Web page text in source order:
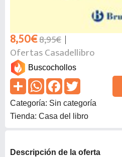
8,50€8,95€
Ofertas Casadellibro
Buscochollos
Categoría: Sin categoría
Tienda: Casa del libro
Descripción de la oferta